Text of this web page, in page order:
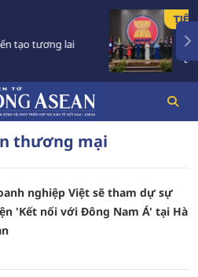
TIÊU ĐIỂM
59 năm ASEAN:
tương lai
thương mại
nghiệp Việt sẽ tham dự sự
'Kết nối với Đông Nam Á' tại Hà